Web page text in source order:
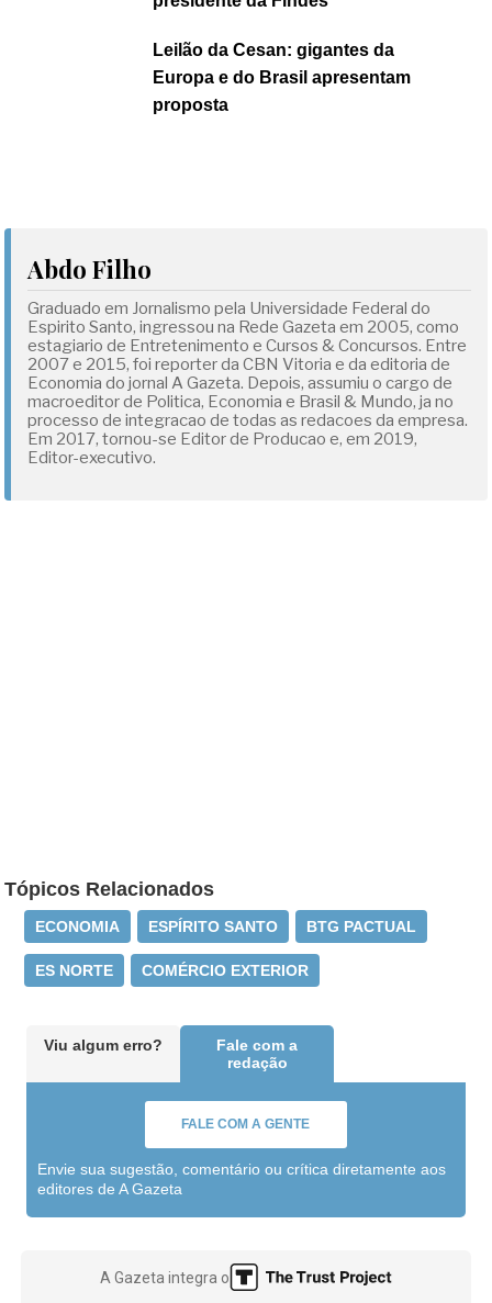
Leilão da Cesan: gigantes da
Europa e do Brasil apresentam
proposta
Abdo Filho
Graduado em Jornalismo pela Universidade Federal do
Espirito Santo, ingressou na Rede Gazeta em 2005, como
estagiario de Entretenimento e Cursos & Concursos. Entre
2007 e 2015, foi reporter da CBN Vitoria e da editoria de
Economia do jornal A Gazeta. Depois, assumiu o cargo de
macroeditor de Politica, Economia e Brasil & Mundo, ja no
processo de integracao de todas as redacoes da empresa.
Em 2017, tornou-se Editor de Producao e, em 2019,
Editor-executivo.
Tópicos Relacionados
ECONOMIA ESPÍRITO SANTO BTG PACTUAL
ES NORTE COMÉRCIO EXTERIOR
Viu algum erro?
Fale com a
redação
FALE COM A GENTE
Envie sua sugestão, comentário ou crítica diretamente aos
editores de A Gazeta
A Gazeta integra o